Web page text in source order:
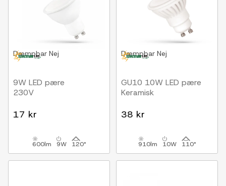
Dæmpbar Nej
9W LED pære
230V
17 kr
600lm 9W 120°
Dæmpbar Nej
GU10 10W LED pære
Keramisk
38 kr
910lm 10W 110°